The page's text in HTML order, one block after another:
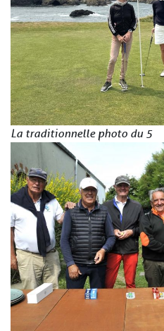
La traditionnelle photo du 5